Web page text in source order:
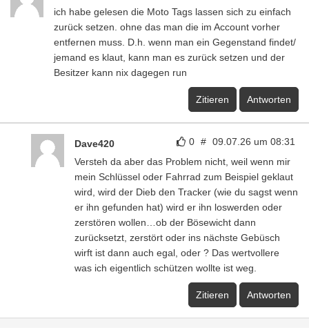
ich habe gelesen die Moto Tags lassen sich zu einfach
zurück setzen. ohne das man die im Account vorher
entfernen muss. D.h. wenn man ein Gegenstand findet/
jemand es klaut, kann man es zurück setzen und der
Besitzer kann nix dagegen run
Zitieren Antworten
0 # 09.07.26 um 08:31
Dave420
Versteh da aber das Problem nicht, weil wenn mir
mein Schlüssel oder Fahrrad zum Beispiel geklaut
wird, wird der Dieb den Tracker (wie du sagst wenn
er ihn gefunden hat) wird er ihn loswerden oder
zerstören wollen…ob der Bösewicht dann
zurücksetzt, zerstört oder ins nächste Gebüsch
wirft ist dann auch egal, oder ? Das wertvollere
was ich eigentlich schützen wollte ist weg.
Zitieren Antworten